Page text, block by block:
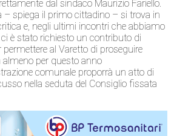
dal sindaco Maurizio Fariello.
– spiega il primo cittadino – si trova in
e, negli ultimi incontri che abbiamo
è stato richiesto un contributo di
al Varetto di proseguire
per questo anno
comunale proporrà un atto di
nella seduta del Consiglio fissata